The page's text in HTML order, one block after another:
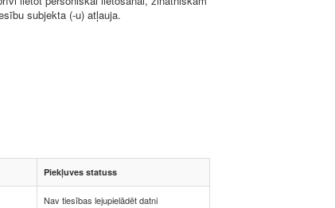
subjekta (-u) atļauja.
Piekļuves statuss
Nav tiesības lejupielādēt datni